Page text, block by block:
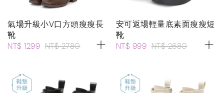
氣場升級小V口方頭瘦瘦長
靴
NT$ 1299 NT$ 2780
安可返場輕量底素面瘦瘦短
靴
NT$ 999 NT$ 2680